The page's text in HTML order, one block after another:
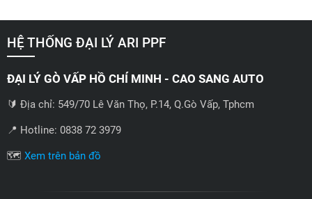
HỆ THỐNG ĐẠI LÝ ARI PPF
ĐẠI LÝ GÒ VẤP HỒ CHÍ MINH - CAO SANG AUTO
🔰 Địa chỉ: 549/70 Lê Văn Thọ, P.14, Q.Gò Vấp, Tphcm
📍 Hotline: 0838 72 3979
🗺️ Xem trên bản đồ